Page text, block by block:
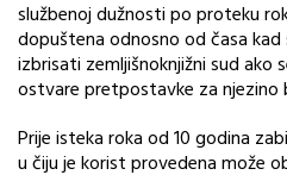
službenoj dužnosti po proteku
dopuštena odnosno od časa
izbrisati zemljišnoknjižni sud ako
ostvare pretpostavke za njezino
Prije isteka roka od 10 godina
u čiju je korist provedena može